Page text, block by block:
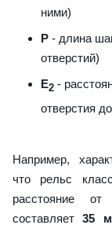
ними)
P - длина
отверстий)
E2 -
отверстия
Например,
что рельс
расстояние
составляет35